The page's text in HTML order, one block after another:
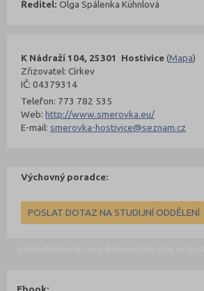
K Nádraží 104, 25301 Hostivice(Mapa)
Zřizovatel: Církev
IČ: 04379314
Telefon: 773 782 535
Web:http://www.smerovka.eu/
E-mail: smerovka-hostivice@seznam.cz
Ředitel: Olga Spálenka Kühnlová
Výchovný poradce:
POSLAT DOTAZ NA STUDIJNÍ ODDĚLENÍ